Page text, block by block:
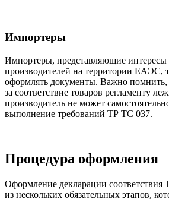
Импортеры
Импортеры, представляющие
производителей на территории ЕАЭС,
оформлять документы. Важно помнить,
за соответствие товаров регламенту
производитель не может
выполнение требований ТР ТС 037.
Процедура оформления
Оформление декларации соответствия
из нескольких обязательных этапов,